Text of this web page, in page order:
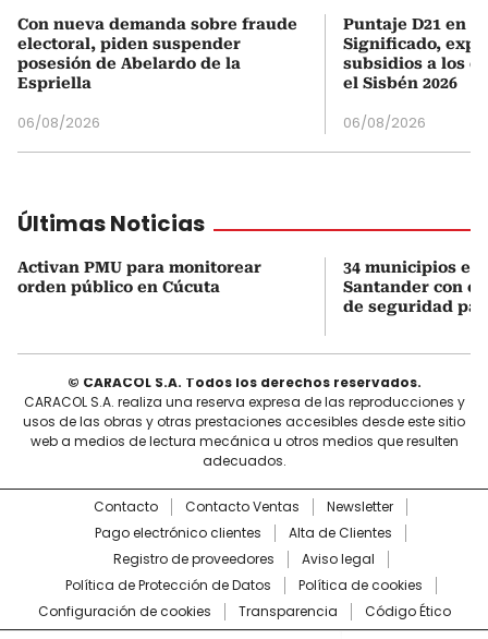
Con nueva demanda sobre fraude
electoral, piden suspender
posesión de Abelardo de la
Espriella
06/08/2026
Puntaje D21 en
Significado,
subsidios a los
el Sisbén 2026
06/08/2026
Últimas Noticias
Activan PMU para monitorear
orden público en Cúcuta
34 municipios en
Santander con
de seguridad
© CARACOL S.A. Todos los derechos reservados.
CARACOL S.A. realiza una reserva expresa de las reproducciones y
usos de las obras y otras prestaciones accesibles desde este sitio
web a medios de lectura mecánica u otros medios que resulten
adecuados.
Contacto Contacto Ventas
Newsletter
Pago electrónico clientes
Alta de Clientes
Registro de proveedores
Aviso legal
Política de Protección de Datos
Política de cookies
Configuración de cookies
Transparencia Código Ético